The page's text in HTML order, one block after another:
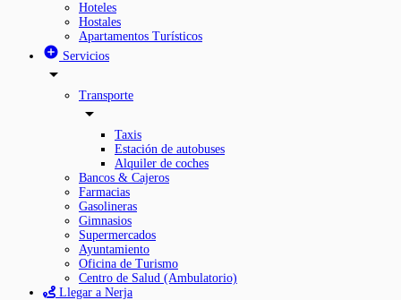
Hoteles
Hostales
Apartamentos Turísticos
Servicios
Transporte
Taxis
Estación de autobuses
Alquiler de coches
Bancos & Cajeros
Farmacias
Gasolineras
Gimnasios
Supermercados
Ayuntamiento
Oficina de Turismo
Centro de Salud (Ambulatorio)
Llegar a Nerja